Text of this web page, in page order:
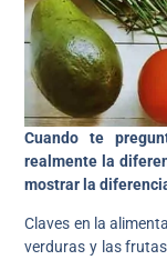
Cuando te
realmente la
mostrar la
Claves en la
verduras y las